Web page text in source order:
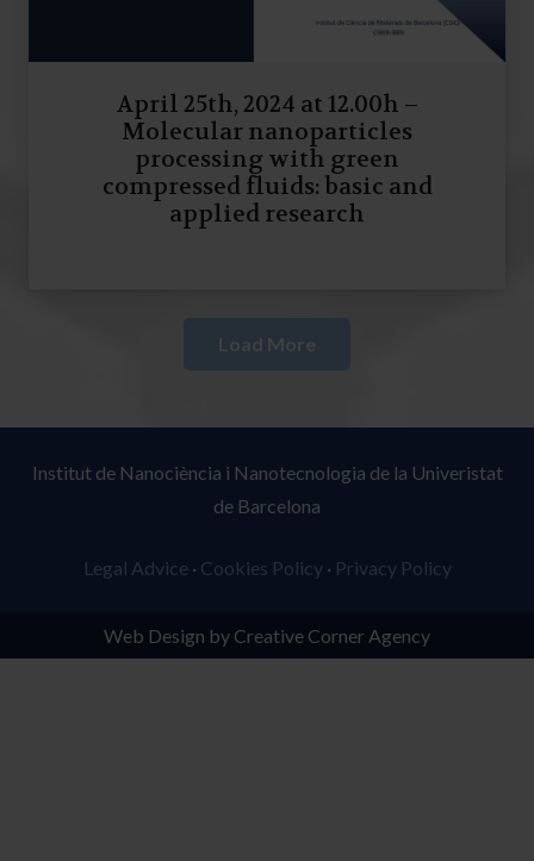
April 25th, 2024 at 12.00h –
Molecular nanoparticles
processing with green
compressed fluids: basic and
applied research
Load More
Institut de Nanociència i Nanotecnologia de la Univeristat
de Barcelona
Legal Advice · Cookies Policy· Privacy Policy
Web Design by Creative Corner Agency